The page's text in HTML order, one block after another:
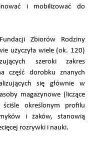
i mobilizować do
Zbiorów Rodziny
użyczyła wiele (ok. 120)
szeroki zakres
część dorobku znanych
się głównie w
magazynowe (liczące
określonym profilu
i żaków, stanowią
rozrywki i nauki.